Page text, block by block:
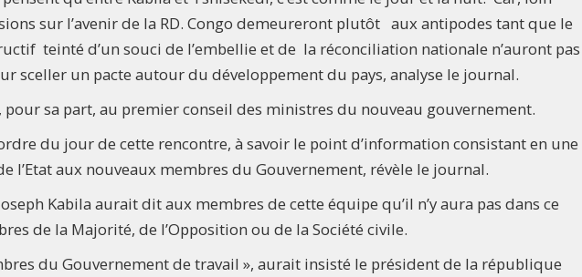
sur l’avenir de la RD. Congo demeureront plutôt aux antipodes tant que le
teinté d’un souci de l’embellie et de la réconciliation nationale n’auront pas
sceller un pacte autour du développement du pays, analyse le journal.
pour sa part, au premier conseil des ministres du nouveau gouvernement.
du jour de cette rencontre, à savoir le point d’information consistant en une
l’Etat aux nouveaux membres du Gouvernement, révèle le journal.
Kabila aurait dit aux membres de cette équipe qu’il n’y aura pas dans ce
de la Majorité, de l’Opposition ou de la Société civile.
du Gouvernement de travail », aurait insisté le président de la république